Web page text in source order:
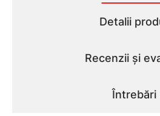
Detalii
Recenzii și
Întrebări